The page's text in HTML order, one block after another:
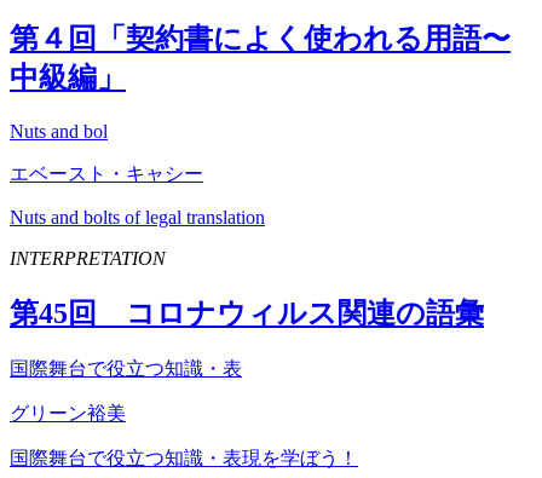
第４回「契約書によく使われる用語〜
中級編」
Nuts and bol
エベースト・キャシー
Nuts and bolts of legal translation
INTERPRETATION
第45回 コロナウィルス関連の語彙
国際舞台で役立つ知識・表
グリーン裕美
国際舞台で役立つ知識・表現を学ぼう！